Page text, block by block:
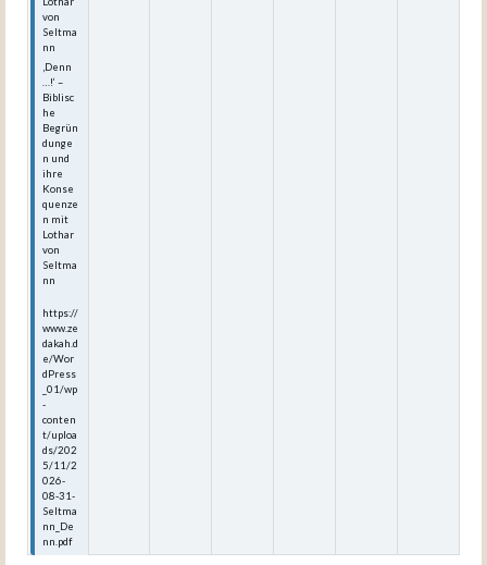
von
Seltma
nn
‚Denn
…!‘ –
Biblisc
he
Begrün
dunge
n und
ihre
Konse
quenze
n mit
Lothar
von
Seltma
nn
https://
www.ze
dakah.d
e/Wor
dPress
_01/wp
-
conten
t/uploa
ds/202
5/11/2
026-
08-31-
Seltma
nn_De
nn.pdf